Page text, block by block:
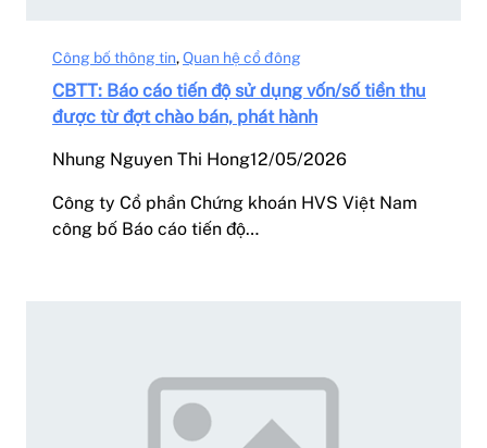
Công bố thông tin, Quan hệ cổ đông
CBTT: Báo cáo tiến độ sử dụng vốn/số tiền thu
được từ đợt chào bán, phát hành
Nhung Nguyen Thi Hong12/05/2026
Công ty Cổ phần Chứng khoán HVS Việt Nam
công bố Báo cáo tiến độ…